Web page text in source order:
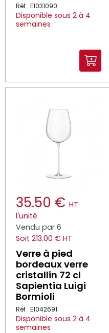
Réf : E1031090
Disponible sous 2 à 4
semaines
35.50 € HT
l'unité
Vendu par 6
Soit 213.00 € HT
Verre à pied
bordeaux verre
cristallin 72 cl
Sapientia Luigi
Bormioli
Réf : E1042691
Disponible sous 2 à 4
semaines